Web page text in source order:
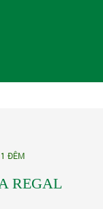
1 ĐÊM
REGAL